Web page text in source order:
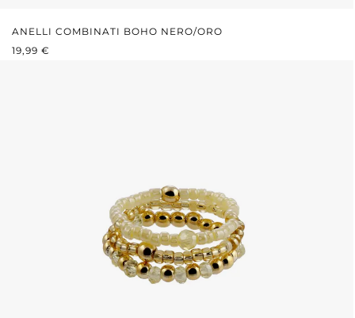
ANELLI COMBINATI BOHO NERO/ORO
PREZZO NORMALE:
19,99 €